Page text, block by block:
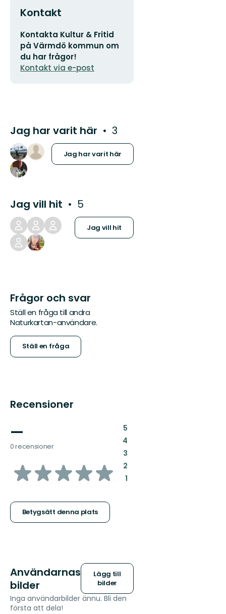
Kontakt
E-
postadress
Kontakta Kultur & Fritid
på Värmdö kommun om
du har frågor!
Kontakt via e-post
Jag har varit här 3
Jag har varit här
Jag vill hit 5
Jag vill hit
Frågor och svar
Ställ en fråga till andra
Naturkartan-användare.
Ställ en fråga
Recensioner
—
0 recensioner
av
stjärnor
Betygsätt denna plats
5:
4:
3:
2:
1:
Användarnas
bilder
Lägg till
bilder
Inga användarbilder ännu. Bli den
första att dela!